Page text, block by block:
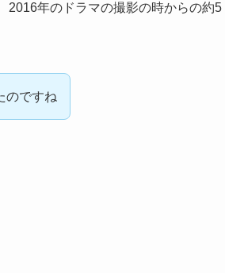
2016年のドラマの撮影の時からの約5
のですね